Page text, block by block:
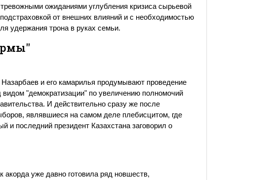
ожиданиями углубления кризиса сырьевой
от внешних влияний и с необходимостью
удержания трона в руках семьи.
и его камарилья продумывают проведение
видом "демократизации" по увеличению полномочий
И действительно сразу же после
являвшиеся на самом деле плебисцитом, где
и последний президент Казахстана заговорил о
акорда уже давно готовила ряд новшеств,